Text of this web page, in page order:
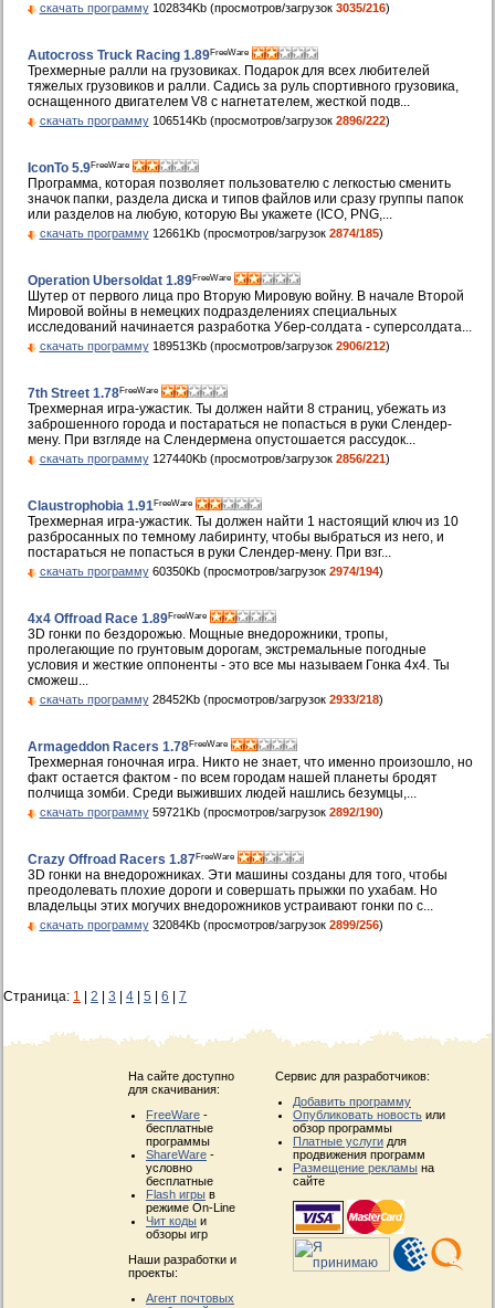
скачать программу102834Kb (просмотров/загрузок 3035/216)
Autocross Truck Racing 1.89FreeWare
Трехмерные ралли на грузовиках. Подарок для всех любителей
тяжелых грузовиков и ралли. Садись за руль спортивного грузовика,
оснащенного двигателем V8 с нагнетателем, жесткой подв...
скачать программу106514Kb (просмотров/загрузок 2896/222)
IconTo 5.9FreeWare
Программа, которая позволяет пользователю с легкостью сменить
значок папки, раздела диска и типов файлов или сразу группы папок
или разделов на любую, которую Вы укажете (ICO, PNG,...
скачать программу12661Kb (просмотров/загрузок 2874/185)
Operation Ubersoldat 1.89FreeWare
Шутер от первого лица про Вторую Мировую войну. В начале Второй
Мировой войны в немецких подразделениях специальных
исследований начинается разработка Убер-солдата - суперсолдата...
скачать программу189513Kb (просмотров/загрузок 2906/212)
7th Street 1.78FreeWare
Трехмерная игра-ужастик. Ты должен найти 8 страниц, убежать из
заброшенного города и постараться не попасться в руки Слендер-
мену. При взгляде на Слендермена опустошается рассудок...
скачать программу127440Kb (просмотров/загрузок 2856/221)
Claustrophobia 1.91FreeWare
Трехмерная игра-ужастик. Ты должен найти 1 настоящий ключ из 10
разбросанных по темному лабиринту, чтобы выбраться из него, и
постараться не попасться в руки Слендер-мену. При взг...
скачать программу60350Kb (просмотров/загрузок 2974/194)
4x4 Offroad Race 1.89FreeWare
3D гонки по бездорожью. Мощные внедорожники, тропы,
пролегающие по грунтовым дорогам, экстремальные погодные
условия и жесткие оппоненты - это все мы называем Гонка 4x4. Ты
сможеш...
скачать программу28452Kb (просмотров/загрузок 2933/218)
Armageddon Racers 1.78FreeWare
Трехмерная гоночная игра. Никто не знает, что именно произошло, но
факт остается фактом - по всем городам нашей планеты бродят
полчища зомби. Среди выживших людей нашлись безумцы,...
скачать программу59721Kb (просмотров/загрузок 2892/190)
Crazy Offroad Racers 1.87FreeWare
3D гонки на внедорожниках. Эти машины созданы для того, чтобы
преодолевать плохие дороги и совершать прыжки по ухабам. Но
владельцы этих могучих внедорожников устраивают гонки по с...
скачать программу32084Kb (просмотров/загрузок 2899/256)
Страница: 1 2 3 4 5 6 7
На сайте доступно
для скачивания:
FreeWare -
бесплатные
программы
ShareWare -
условно
бесплатные
Flash игры в
режиме On-Line
Чит коды и
обзоры игр
Наши разработки и
проекты:
Агент почтовых
Сервис для разработчиков:
Добавить программу
Опубликовать новость или
обзор программы
Платные услуги для
продвижения программ
Размещение рекламы на
сайте